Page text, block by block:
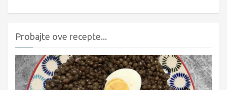
Probajte ove recepte...